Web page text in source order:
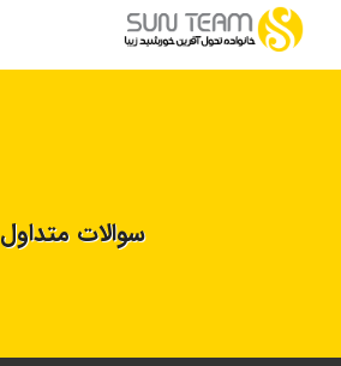
سوالات متداول